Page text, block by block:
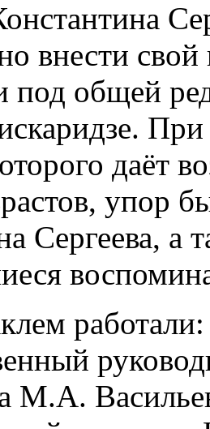
внести
под общей
При
даёт
упор
Сергеева, а
М.А.